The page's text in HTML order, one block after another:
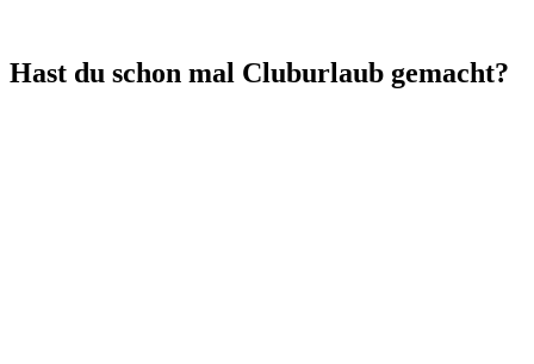
Hast du schon mal Cluburlaub gemacht?